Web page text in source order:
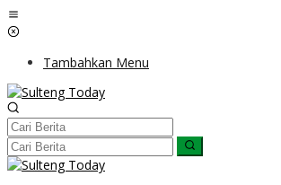
Lewati
ke
Tambahkan Menu